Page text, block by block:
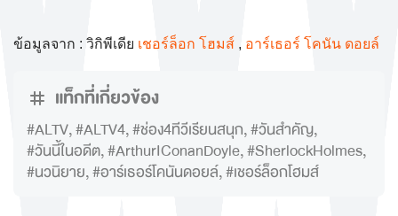
ข้อมูลจาก : วิกิพีเดีย เชอร์ล็อก โฮมส์ , อาร์เธอร์ โคนัน ดอยล์
แท็กที่เกี่ยวข้อง
#ALTV,#ALTV4,#ช่อง4ทีวีเรียนสนุก,#วันสำคัญ,
#วันนี้ในอดีต,#ArthurIConanDoyle,#SherlockHolmes,
#นวนิยาย,#อาร์เธอร์โคนันดอยล์,#เชอร์ล็อกโฮมส์